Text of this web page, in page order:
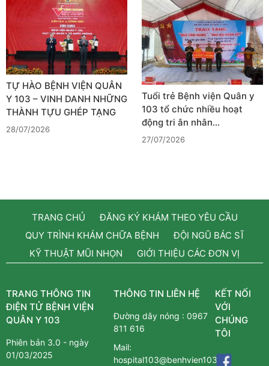
TỰ HÀO BỆNH VIỆN QUÂN
Y 103 – VINH DANH NHỮNG
THÀNH TỰU GHÉP TẠNG
28/07/2026
Tuổi trẻ Bệnh viện Quân y
103 tổ chức nhiều hoạt
động tri ân nhân…
27/07/2026
TRANG CHỦ
ĐĂNG KÝ KHÁM THEO YÊU CẦU
QUY TRÌNH KHÁM CHỮA BỆNH
ĐỘI NGŨ BÁC SĨ
KỸ THUẬT MŨI NHỌN
GIỚI THIỆU CÁC ĐƠN VỊ
TRANG THÔNG TIN
ĐIỆN TỬ BỆNH VIỆN
QUÂN Y 103
Phiên bản 3.0 - ngày
01/03/2025
THÔNG TIN LIÊN HỆ
Đường dây nóng :0967
811 616
Mail:
hospital103@benhvien103.vn
KẾT NỐI
VỚI
CHÚNG
TÔI